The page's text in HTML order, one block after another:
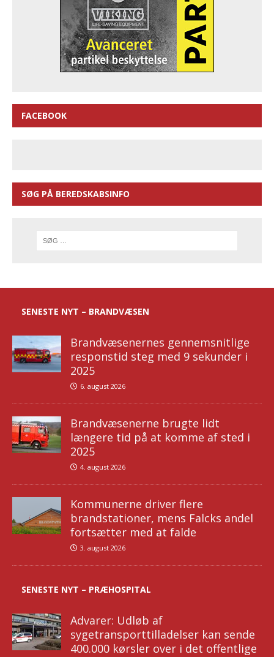
FACEBOOK
SØG PÅ BEREDSKABSINFO
SENESTE NYT – BRANDVÆSEN
Brandvæsenernes gennemsnitlige
responstid steg med 9 sekunder i
2025
6. august 2026
Brandvæsenerne brugte lidt
længere tid på at komme af sted i
2025
4. august 2026
Kommunerne driver flere
brandstationer, mens Falcks andel
fortsætter med at falde
3. august 2026
SENESTE NYT – PRÆHOSPITAL
Advarer: Udløb af
sygetransporttilladelser kan sende
400.000 kørsler over i det offentlige